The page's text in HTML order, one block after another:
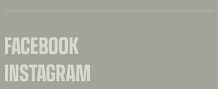
FACEBOOK
INSTAGRAM